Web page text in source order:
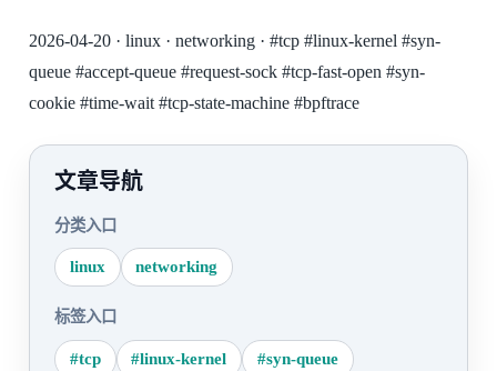
2026-04-20· linux· networking· #tcp #linux-kernel #syn-
queue #accept-queue #request-sock #tcp-fast-open #syn-
cookie #time-wait #tcp-state-machine #bpftrace
文章导航
分类入口
linux networking
标签入口
#tcp #linux-kernel #syn-queue